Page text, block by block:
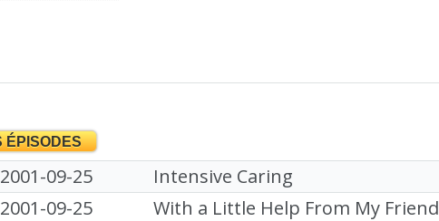
2001-09-25
Intensive Caring
2001-09-25
With a Little Help From My Friend